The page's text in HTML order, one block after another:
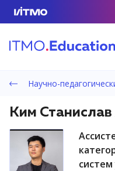
Научно-
Ким
ассистент (квалификационная